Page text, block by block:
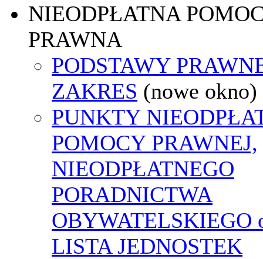
NIEODPŁATNA
PRAWNA
PODSTAWY
ZAKRES (nowe okno)
PUNKTY
POMOCY PRAWNEJ,
NIEODPŁATNEGO
PORADNICTWA
OBYWATELSKIEGO
LISTA JEDNOSTEK